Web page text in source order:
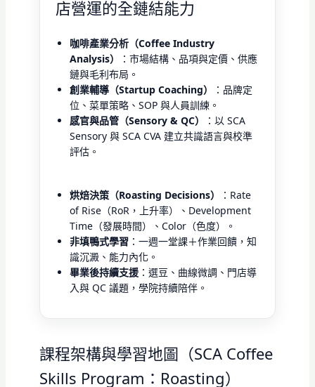
店營運的全鏈結能力
咖啡產業分析（Coffee Industry
Analysis）
：市場結構、品項與定價、供應
鏈與毛利布局。
創業輔導（Startup Coaching）
：品牌定
位、菜單策略、SOP 與人員訓練。
感官與品管（Sensory & QC）
：以 SCA
Sensory 與 SCA CVA 建立共識語言與校準
評估。
烘焙決策（Roasting Decisions）
：Rate
of Rise（RoR，上升率）、Development
Time（發展時間）、Color（色度）。
非填鴨式學習：一週一堂課＋作業回饋，知
識沉澱、能力內化。
畢業後持續支援：選豆、曲線微調、門店導
入與 QC 議題，學院持續陪伴。
課程架構與學習地圖（SCA Coffee
Skills Program：Roasting）